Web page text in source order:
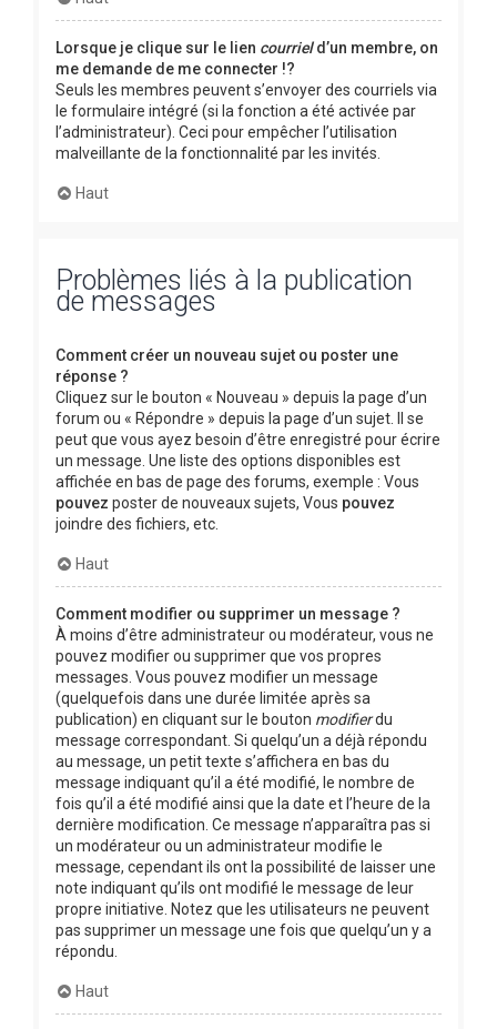
Lorsque je clique sur le lien courrield’un membre, on
me demande de me connecter !?
Seuls les membres peuvent s’envoyer des courriels via
le formulaire intégré (si la fonction a été activée par
l’administrateur). Ceci pour empêcher l’utilisation
malveillante de la fonctionnalité par les invités.
Haut
Problèmes liés à la publication
de messages
Comment créer un nouveau sujet ou poster une
réponse ?
Cliquez sur le bouton « Nouveau » depuis la page d’un
forum ou « Répondre » depuis la page d’un sujet. Il se
peut que vous ayez besoin d’être enregistré pour écrire
un message. Une liste des options disponibles est
affichée en bas de page des forums, exemple : Vous
pouvez poster de nouveaux sujets, Vous pouvez
joindre des fichiers, etc.
Haut
Comment modifier ou supprimer un message ?
À moins d’être administrateur ou modérateur, vous ne
pouvez modifier ou supprimer que vos propres
messages. Vous pouvez modifier un message
(quelquefois dans une durée limitée après sa
publication) en cliquant sur le bouton modifierdu
message correspondant. Si quelqu’un a déjà répondu
au message, un petit texte s’affichera en bas du
message indiquant qu’il a été modifié, le nombre de
fois qu’il a été modifié ainsi que la date et l’heure de la
dernière modification. Ce message n’apparaîtra pas si
un modérateur ou un administrateur modifie le
message, cependant ils ont la possibilité de laisser une
note indiquant qu’ils ont modifié le message de leur
propre initiative. Notez que les utilisateurs ne peuvent
pas supprimer un message une fois que quelqu’un y a
répondu.
Haut